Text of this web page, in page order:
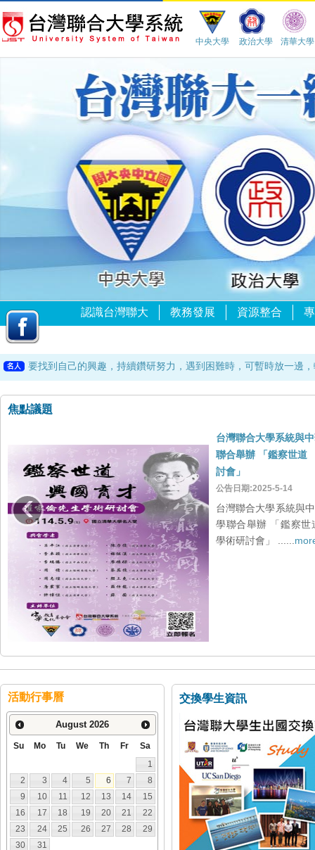
中央大學 政治大學 清華大學
認識台灣聯大 教務發展 資源整合
一個人品格真誠的關鍵：擁有對這個世界感恩、珍惜、努力的心
一年之計，莫如樹谷。十年之計，莫如樹木。百年之計，莫如樹
己所不欲，勿施於人－－論語
科學本是很人文，可以很動人，應該很美麗，必須很浪漫。－－
要找到自己的興趣，持續鑽研努力，遇到困難時，可暫時放一邊
化學獎得主根岸英一
一個人品格真誠的關鍵：擁有對這個世界感恩、珍惜、努力的心
一年之計，莫如樹谷。十年之計，莫如樹木。百年之計，莫如樹
己所不欲，勿施於人－－論語
科學本是很人文，可以很動人，應該很美麗，必須很浪漫。－－
有容乃大－－中央研究院特聘教授 劉兆漢
要找到自己的興趣，持續鑽研努力，遇到困難時，可暫時放一邊
化學獎得主根岸英一
焦點議題
台灣聯合大學系統與
聯合舉辦 「鑑察世道
討會」
公告日期:2025-5-14
台灣聯合大學系統與
學聯合舉辦 「鑑察
學術研討會」 ......
‹
活動行事曆
August 2026
Su Mo Tu We Th Fr
Sa
1
2
3 4 5 6 7
8
9
10 11 12 13 14
15
16
17 18 19 20 21
22
23
24 25 26 27 28
29
30
31
交換學生資訊